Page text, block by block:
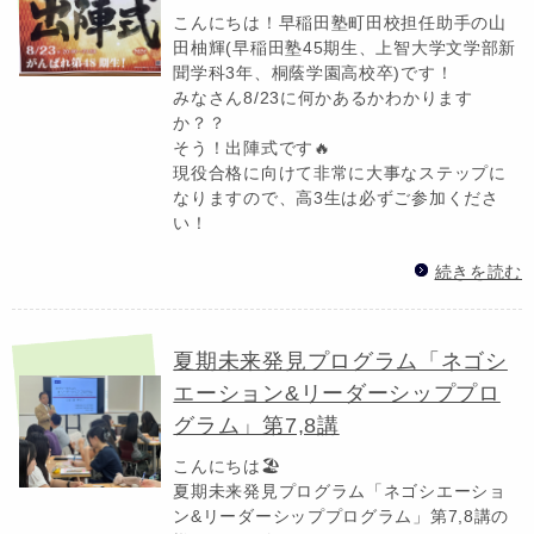
こんにちは！早稲田塾町田校担任助手の山
田柚輝(早稲田塾45期生、上智大学文学部新
聞学科3年、桐蔭学園高校卒)です！
みなさん8/23に何かあるかわかります
か？？
そう！出陣式です🔥
現役合格に向けて非常に大事なステップに
なりますので、高3生は必ずご参加くださ
い！
続きを読む
夏期未来発見プログラム「ネゴシ
エーション&リーダーシッププロ
グラム」第7,8講
こんにちは🏖️
夏期未来発見プログラム「ネゴシエーショ
ン&リーダーシッププログラム」第7,8講の